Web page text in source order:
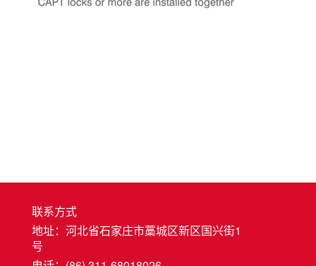
联系方式
地址：河北省石家庄市藁城区新区国兴街1
号